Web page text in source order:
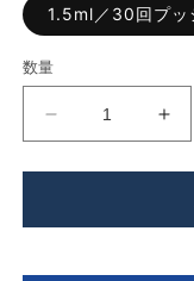
1.5ml／30回プッ
数量
FREDERIC